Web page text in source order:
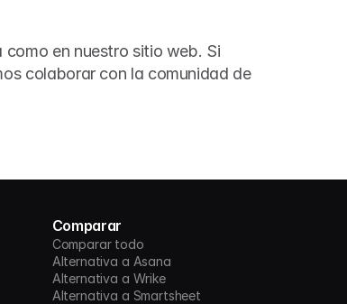
en nuestro sitio web. Si
colaborar con la comunidad de
Comparar
Comparar todo
Alternativa a Asana
Alternativa a Wrike
Alternativa a Smartsheet